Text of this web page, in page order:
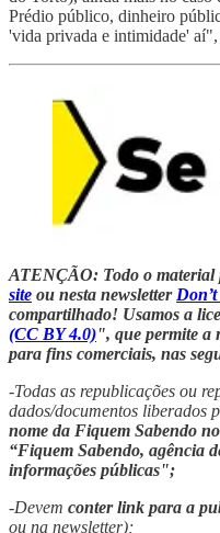
Prédio público, dinheiro
'vida privada e intimidade'
ATENÇÃO: Todo o material
site ou nesta newsletter
compartilhado! Usamos a
(CC BY 4.0)", que permite a
para fins comerciais, nas
-Todas as republicações ou
dados/documentos liberados
nome da Fiquem Sabendo
“Fiquem Sabendo, agência
informações públicas";
-Devem conter link para a
ou na newsletter);